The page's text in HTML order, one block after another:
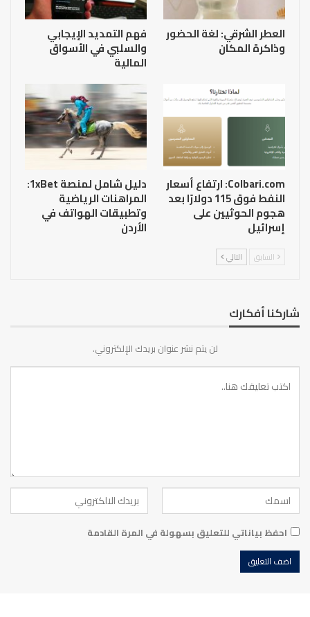
العطر الشرقي: لغة الحضور
وذاكرة المكان
فهم التمديد الإيجابي
والسلبي في الأسواق
المالية
Colbari.com: ارتفاع أسعار
النفط فوق 115 دولارًا بعد
هجوم الحوثيين على
إسرائيل
دليل شامل لمنصة 1xBet:
المراهنات الرياضية
وتطبيقات الهواتف في
الأردن
السابق التالي
شاركنا أفكارك
لن يتم نشر عنوان بريدك الإلكتروني.
احفظ بياناتي للتعليق بسهولة في المرة القادمة